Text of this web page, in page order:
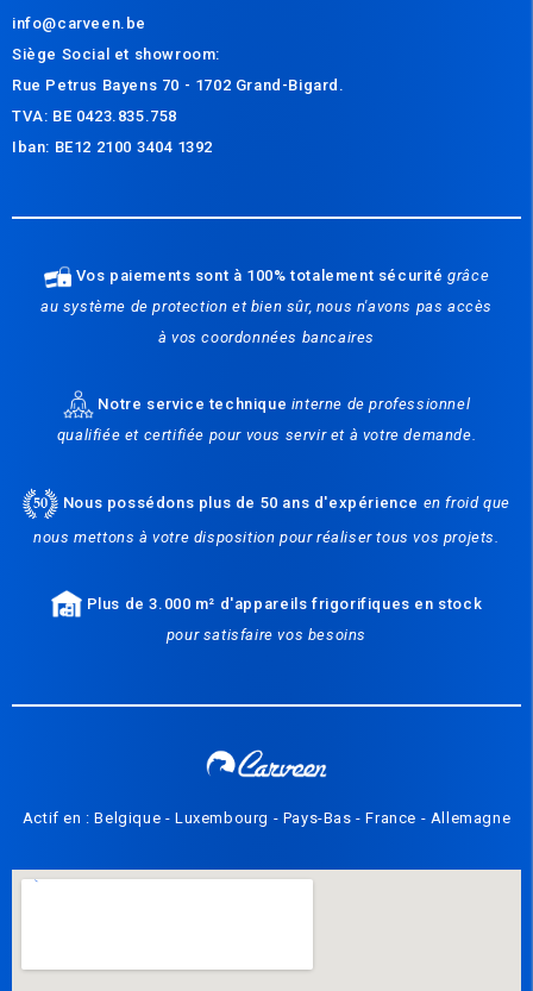
info@carveen.be
Siège Social et showroom:
Rue Petrus Bayens 70 - 1702 Grand-Bigard.
TVA: BE 0423.835.758
Iban: BE12 2100 3404 1392
Vos paiements sont à 100% totalement sécuritégrâce
au système de protection et bien sûr, nous n'avons pas accès
à vos coordonnées bancaires
Notre service technique interne de professionnel
qualifiée et certifiée pour vous servir et à votre demande.
Nous possédons plus de 50 ans d'expérience en froid que
nous mettons à votre disposition pour réaliser tous vos projets.
Plus de 3.000 m² d'appareils frigorifiques en stock
pour satisfaire vos besoins
Actif en : Belgique - Luxembourg - Pays-Bas - France - Allemagne